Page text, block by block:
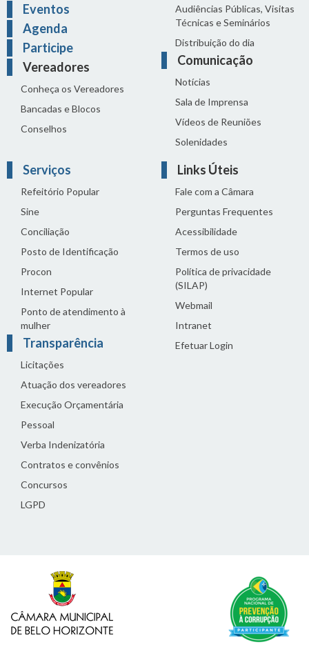
Eventos
Agenda
Participe
Vereadores
Conheça os Vereadores
Bancadas e Blocos
Conselhos
Audiências Públicas, Visitas
Técnicas e Seminários
Distribuição do dia
Comunicação
Notícias
Sala de Imprensa
Vídeos de Reuniões
Solenidades
Serviços
Refeitório Popular
Sine
Conciliação
Posto de Identificação
Procon
Internet Popular
Ponto de atendimento à
mulher
Transparência
Licitações
Atuação dos vereadores
Execução Orçamentária
Pessoal
Verba Indenizatória
Contratos e convênios
Concursos
LGPD
Links Úteis
Fale com a Câmara
Perguntas Frequentes
Acessibilidade
Termos de uso
Política de privacidade
(SILAP)
Webmail
Intranet
Efetuar Login